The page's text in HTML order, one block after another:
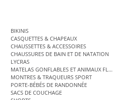
BIKINIS
CASQUETTES & CHAPEAUX
CHAUSSETTES & ACCESSOIRES
CHAUSSURES DE BAIN ET DE NATATION
LYCRAS
MATELAS GONFLABLES ET ANIMAUX
MONTRES & TRAQUEURS SPORT
PORTE-BÉBÉS DE RANDONNÉE
SACS DE COUCHAGE